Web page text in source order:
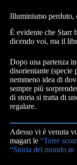
Illuminismo perduto,
È evidente che Starr
dicendo voi, ma il
Dopo una partenza
disorientante (specie
nemmeno idea di
sempre più
di storia si tratta di
regalare.
Adesso vi è venuta
magari le “Terre
“Storia del mondo in